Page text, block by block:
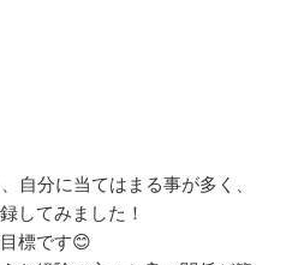
自分に当てはまる事が多く、
してみました！
標です😊